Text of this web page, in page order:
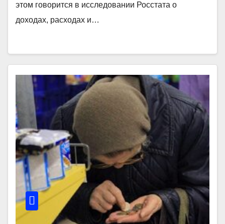
этом говорится в исследовании Росстата о
доходах, расходах и…